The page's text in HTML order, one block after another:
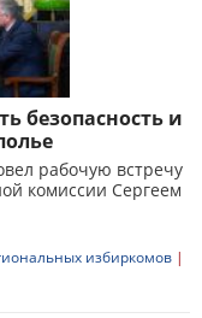
безопасность и
рабочую встречу
комиссии Сергеем
избиркомов |